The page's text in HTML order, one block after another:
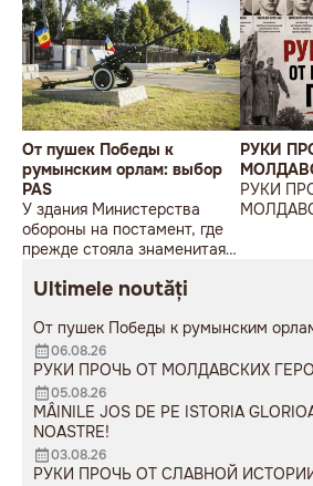
От пушек Победы к
румынским орлам: выбор
PAS
У здания Министерства
обороны на постамент, где
прежде стояла знаменитая
мужчина возложил букет
РУКИ
РУКИ
Ultimele noutăți
От пушек Победы к румынским
06.08.26
РУКИ ПРОЧЬ ОТ МОЛДАВСКИХ
05.08.26
MÂINILE JOS DE PE ISTORIA
NOASTRE!
03.08.26
РУКИ ПРОЧЬ ОТ СЛАВНОЙ